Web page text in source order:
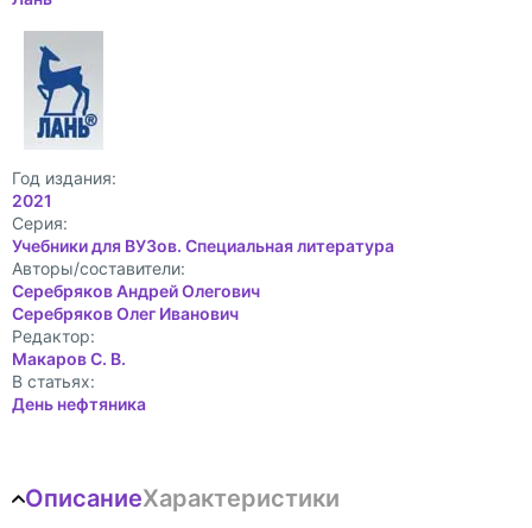
Год издания:
2021
Cерия:
Учебники для ВУЗов. Специальная литература
Авторы/составители:
Серебряков Андрей Олегович
Серебряков Олег Иванович
Редактор:
Макаров С. В.
В статьях:
День нефтяника
ОписаниеХарактеристики